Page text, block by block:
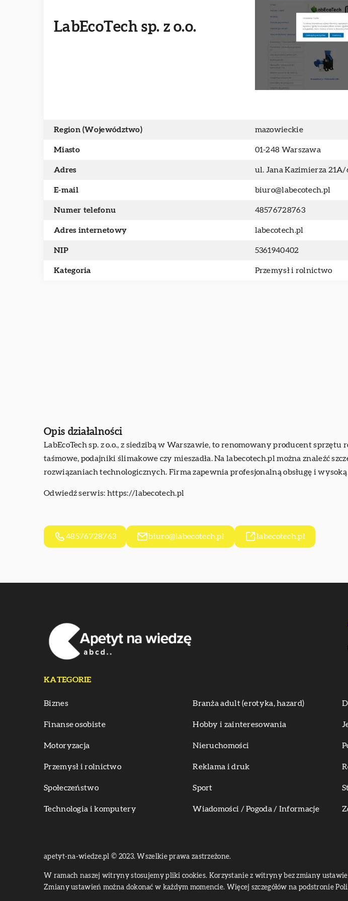
LabEcoTech sp. z o.o.
Region (Województwo) mazowieckie
Miasto 01-248 Warszawa
Adres ul. Jana Kazimierza 21A/
E-mail biuro@labecotech.pl
Numer telefonu 48576728763
Adres internetowy labecotech.pl
NIP 5361940402
Kategoria Przemysł i rolnictwo
Opis działalności
LabEcoTech sp. z o.o., z siedzibą w Warszawie, to renomowany producent
taśmowe, podajniki ślimakowe czy mieszadła. Na labecotech.pl można znaleźć
rozwiązaniach technologicznych. Firma zapewnia profesjonalną obsługę i
Odwiedź serwis: https://labecotech.pl
48576728763 biuro@labecotech.pl labecotech.pl
KATEGORIE
Biznes Branża adult (erotyka, hazard)
Finanse osobiste Hobby i zainteresowania
Motoryzacja Nieruchomości
Przemysł i rolnictwo Reklama i druk
Społeczeństwo Sport
Technologia i komputery Wiadomości / Pogoda / Informacje
apetyt-na-wiedze.pl © 2023. Wszelkie prawa zastrzeżone.
W ramach naszej witryny stosujemy pliki cookies. Korzystanie z witryny bez zmiany
Zmiany ustawień można dokonać w każdym momencie. Więcej szczegółów na podstronie